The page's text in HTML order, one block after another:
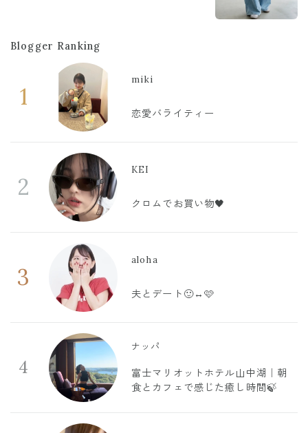
Blogger Ranking
1
miki
恋愛バライティー
2
KEI
クロムでお買い物🖤
3
aloha
夫とデート🙂‍↔️🩷
4
ナッパ
富士マリオットホテル山中湖｜朝
食とカフェで感じた癒し時間🍃